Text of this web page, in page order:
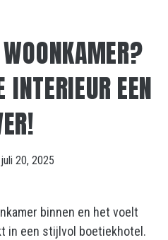
EEN
juli 20, 2025
binnen en het voelt
in een stijlvol boetiekhotel.